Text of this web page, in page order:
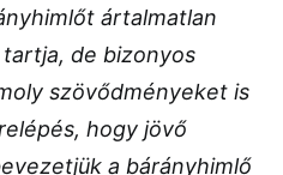
ártalmatlan
de bizonyos
szövődményeket is
hogy jövő
a bárányhimlő